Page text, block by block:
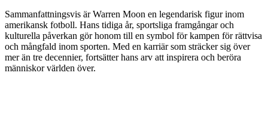
Sammanfattningsvis är Warren Moon en legendarisk figur inom
amerikansk fotboll. Hans tidiga år, sportsliga framgångar och
kulturella påverkan gör honom till en symbol för kampen för rättvisa
och mångfald inom sporten. Med en karriär som sträcker sig över
mer än tre decennier, fortsätter hans arv att inspirera och beröra
människor världen över.